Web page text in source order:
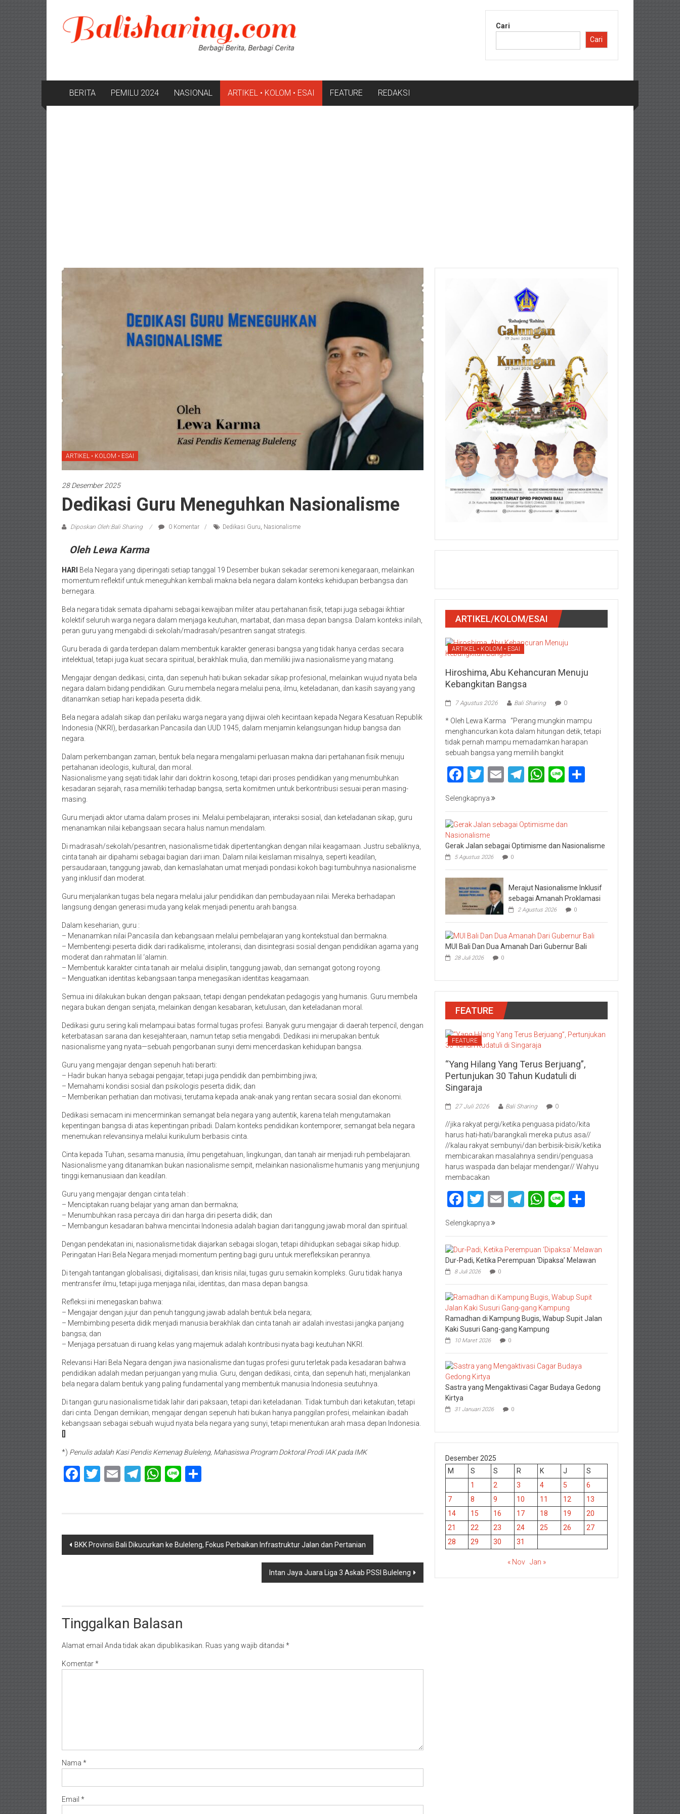
konten
Cari
Cari
BERITA PEMILU 2024 NASIONAL ARTIKEL • KOLOM • ESAI FEATURE REDAKSI
ARTIKEL • KOLOM • ESAI
28 Desember 2025
Dedikasi Guru Meneguhkan Nasionalisme
Diposkan Oleh:Bali Sharing 0 Komentar Dedikasi Guru, Nasionalisme
Oleh Lewa Karma
HARI Bela Negara yang diperingati setiap tanggal 19 Desember bukan sekadar seremoni kenegaraan, melainkan
momentum reflektif untuk meneguhkan kembali makna bela negara dalam konteks kehidupan berbangsa dan
bernegara.
Bela negara tidak semata dipahami sebagai kewajiban militer atau pertahanan fisik, tetapi juga sebagai ikhtiar
kolektif seluruh warga negara dalam menjaga keutuhan, martabat, dan masa depan bangsa. Dalam konteks inilah,
peran guru yang mengabdi di sekolah/madrasah/pesantren sangat strategis.
Guru berada di garda terdepan dalam membentuk karakter generasi bangsa yang tidak hanya cerdas secara
intelektual, tetapi juga kuat secara spiritual, berakhlak mulia, dan memiliki jiwa nasionalisme yang matang.
Mengajar dengan dedikasi, cinta, dan sepenuh hati bukan sekadar sikap profesional, melainkan wujud nyata bela
negara dalam bidang pendidikan. Guru membela negara melalui pena, ilmu, keteladanan, dan kasih sayang yang
ditanamkan setiap hari kepada peserta didik.
Bela negara adalah sikap dan perilaku warga negara yang dijiwai oleh kecintaan kepada Negara Kesatuan Republik
Indonesia (NKRI), berdasarkan Pancasila dan UUD 1945, dalam menjamin kelangsungan hidup bangsa dan
negara.
Dalam perkembangan zaman, bentuk bela negara mengalami perluasan makna dari pertahanan fisik menuju
pertahanan ideologis, kultural, dan moral.
Nasionalisme yang sejati tidak lahir dari doktrin kosong, tetapi dari proses pendidikan yang menumbuhkan
kesadaran sejarah, rasa memiliki terhadap bangsa, serta komitmen untuk berkontribusi sesuai peran masing-
masing.
Guru menjadi aktor utama dalam proses ini. Melalui pembelajaran, interaksi sosial, dan keteladanan sikap, guru
menanamkan nilai kebangsaan secara halus namun mendalam.
Di madrasah/sekolah/pesantren, nasionalisme tidak dipertentangkan dengan nilai keagamaan. Justru sebaliknya,
cinta tanah air dipahami sebagai bagian dari iman. Dalam nilai keislaman misalnya, seperti keadilan,
persaudaraan, tanggung jawab, dan kemaslahatan umat menjadi pondasi kokoh bagi tumbuhnya nasionalisme
yang inklusif dan moderat.
Guru menjalankan tugas bela negara melalui jalur pendidikan dan pembudayaan nilai. Mereka berhadapan
langsung dengan generasi muda yang kelak menjadi penentu arah bangsa.
Dalam keseharian, guru :
– Menanamkan nilai Pancasila dan kebangsaan melalui pembelajaran yang kontekstual dan bermakna.
– Membentengi peserta didik dari radikalisme, intoleransi, dan disintegrasi sosial dengan pendidikan agama yang
moderat dan rahmatan lil ‘alamin.
– Membentuk karakter cinta tanah air melalui disiplin, tanggung jawab, dan semangat gotong royong.
– Menguatkan identitas kebangsaan tanpa menegasikan identitas keagamaan.
Semua ini dilakukan bukan dengan paksaan, tetapi dengan pendekatan pedagogis yang humanis. Guru membela
negara bukan dengan senjata, melainkan dengan kesabaran, ketulusan, dan keteladanan moral.
Dedikasi guru sering kali melampaui batas formal tugas profesi. Banyak guru mengajar di daerah terpencil, dengan
keterbatasan sarana dan kesejahteraan, namun tetap setia mengabdi. Dedikasi ini merupakan bentuk
nasionalisme yang nyata—sebuah pengorbanan sunyi demi mencerdaskan kehidupan bangsa.
Guru yang mengajar dengan sepenuh hati berarti:
– Hadir bukan hanya sebagai pengajar, tetapi juga pendidik dan pembimbing jiwa;
– Memahami kondisi sosial dan psikologis peserta didik; dan
– Memberikan perhatian dan motivasi, terutama kepada anak-anak yang rentan secara sosial dan ekonomi.
Dedikasi semacam ini mencerminkan semangat bela negara yang autentik, karena telah mengutamakan
kepentingan bangsa di atas kepentingan pribadi. Dalam konteks pendidikan kontemporer, semangat bela negara
menemukan relevansinya melalui kurikulum berbasis cinta.
Cinta kepada Tuhan, sesama manusia, ilmu pengetahuan, lingkungan, dan tanah air menjadi ruh pembelajaran.
Nasionalisme yang ditanamkan bukan nasionalisme sempit, melainkan nasionalisme humanis yang menjunjung
tinggi kemanusiaan dan keadilan.
Guru yang mengajar dengan cinta telah :
– Menciptakan ruang belajar yang aman dan bermakna;
– Menumbuhkan rasa percaya diri dan harga diri peserta didik; dan
– Membangun kesadaran bahwa mencintai Indonesia adalah bagian dari tanggung jawab moral dan spiritual.
Dengan pendekatan ini, nasionalisme tidak diajarkan sebagai slogan, tetapi dihidupkan sebagai sikap hidup.
Peringatan Hari Bela Negara menjadi momentum penting bagi guru untuk merefleksikan perannya.
Di tengah tantangan globalisasi, digitalisasi, dan krisis nilai, tugas guru semakin kompleks. Guru tidak hanya
mentransfer ilmu, tetapi juga menjaga nilai, identitas, dan masa depan bangsa.
Refleksi ini menegaskan bahwa:
– Mengajar dengan jujur dan penuh tanggung jawab adalah bentuk bela negara;
– Membimbing peserta didik menjadi manusia berakhlak dan cinta tanah air adalah investasi jangka panjang
bangsa; dan
– Menjaga persatuan di ruang kelas yang majemuk adalah kontribusi nyata bagi keutuhan NKRI.
Relevansi Hari Bela Negara dengan jiwa nasionalisme dan tugas profesi guru terletak pada kesadaran bahwa
pendidikan adalah medan perjuangan yang mulia. Guru, dengan dedikasi, cinta, dan sepenuh hati, menjalankan
bela negara dalam bentuk yang paling fundamental yang membentuk manusia Indonesia seutuhnya.
Di tangan guru nasionalisme tidak lahir dari paksaan, tetapi dari keteladanan. Tidak tumbuh dari ketakutan, tetapi
dari cinta. Dengan demikian, mengajar dengan sepenuh hati bukan hanya panggilan profesi, melainkan ibadah
kebangsaan sebagai sebuah wujud nyata bela negara yang sunyi, tetapi menentukan arah masa depan Indonesia.
*) Penulis adalah Kasi Pendis Kemenag Buleleng, Mahasiswa Program Doktoral Prodi IAK pada IMK
Facebook
Twitter
EmailTelegram
WhatsApp
Line
Navigasi
BKK Provinsi Bali Dikucurkan ke Buleleng, Fokus Perbaikan Infrastruktur Jalan dan Pertanian
Intan Jaya Juara Liga 3 Askab PSSI Buleleng
Tinggalkan Balasan
Alamat email Anda tidak akan dipublikasikan. Ruas yang wajib ditandai *
Komentar*
Nama *
Email *
ARTIKEL/KOLOM/ESAI
ARTIKEL • KOLOM • ESAI
Hiroshima, Abu Kehancuran Menuju
Kebangkitan Bangsa
7 Agustus 2026 Bali Sharing 0
* Oleh Lewa Karma “Perang mungkin mampu
menghancurkan kota dalam hitungan detik, tetapi
tidak pernah mampu memadamkan harapan
sebuah bangsa yang memilih bangkit
Facebook
Twitter
EmailTelegram
WhatsApp
Line
Selengkapnya
Gerak Jalan sebagai Optimisme dan Nasionalisme
5 Agustus 2026 0
Merajut Nasionalisme Inklusif
sebagai Amanah Proklamasi
2 Agustus 2026 0
MUI Bali Dan Dua Amanah Dari Gubernur Bali
28 Juli 2026 0
FEATURE
FEATURE
“Yang Hilang Yang Terus Berjuang”,
Pertunjukan 30 Tahun Kudatuli di
Singaraja
27 Juli 2026 Bali Sharing 0
//jika rakyat pergi/ketika penguasa pidato/kita
harus hati-hati/barangkali mereka putus asa//
//kalau rakyat sembunyi/dan berbisik-bisik/ketika
membicarakan masalahnya sendiri/penguasa
harus waspada dan belajar mendengar// Wahyu
membacakan
Facebook
Twitter
EmailTelegram
WhatsApp
Line
Selengkapnya
Dur-Padi, Ketika Perempuan ‘Dipaksa’ Melawan
8 Juli 2026 0
Ramadhan di Kampung Bugis, Wabup Supit Jalan
Kaki Susuri Gang-gang Kampung
10 Maret 2026 0
Sastra yang Mengaktivasi Cagar Budaya Gedong
Kirtya
31 Januari 2026 0
Desember 2025
M
S S R K J
S
1
2 3 4 5
6
7
8 9 10 11 12
13
14
15 16 17 18 19
20
21
22 23 24 25 26
27
28
29 30 31
« Nov Jan »